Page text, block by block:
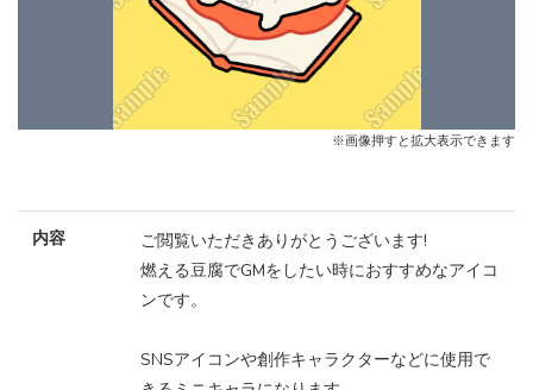
※画像押すと拡大表示できます
内容
ご閲覧いただきありがとうございます!
燃える豆腐でGMをしたい時におすすめなアイコ
ンです。
SNSアイコンや創作キャラクターなどに使用で